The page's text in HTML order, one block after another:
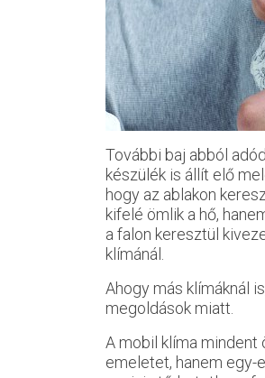
További baj abból
készülék is állít elő
hogy az ablakon
kifelé ömlik a hő,
a falon keresztül
klímánál.
Ahogy más klímáknál
megoldások miatt.
A mobil klíma mindent
emeletet, hanem egy-